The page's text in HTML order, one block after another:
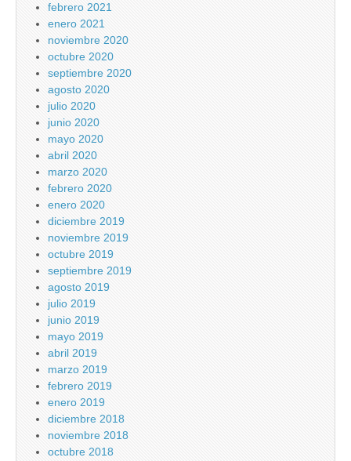
febrero 2021
enero 2021
noviembre 2020
octubre 2020
septiembre 2020
agosto 2020
julio 2020
junio 2020
mayo 2020
abril 2020
marzo 2020
febrero 2020
enero 2020
diciembre 2019
noviembre 2019
octubre 2019
septiembre 2019
agosto 2019
julio 2019
junio 2019
mayo 2019
abril 2019
marzo 2019
febrero 2019
enero 2019
diciembre 2018
noviembre 2018
octubre 2018